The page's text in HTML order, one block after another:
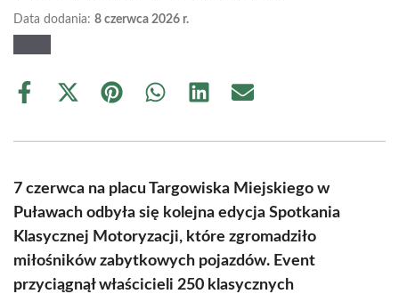
Data dodania: 8 czerwca 2026 r.
Share
Share
(Twitter)
Share Share Share Share
7 czerwca na placu Targowiska Miejskiego w
Puławach odbyła się kolejna edycja Spotkania
Klasycznej Motoryzacji, które zgromadziło
miłośników zabytkowych pojazdów. Event
przyciągnął właścicieli 250 klasycznych